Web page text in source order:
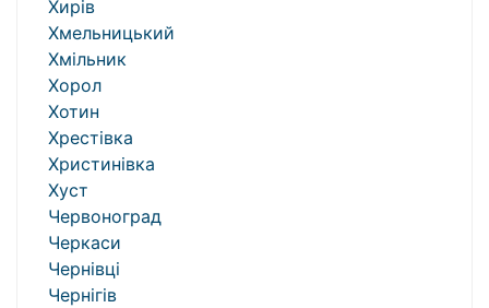
Хирів
Хмельницький
Хмільник
Хорол
Хотин
Хрестівка
Христинівка
Хуст
Червоноград
Черкаси
Чернівці
Чернігів